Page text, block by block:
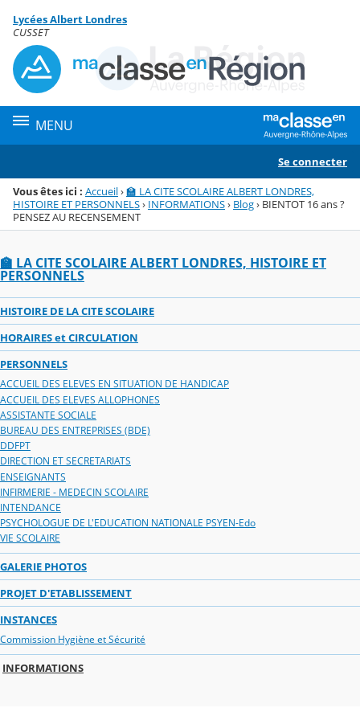
Menu de la rubrique
Contenu
Lycées Albert Londres
CUSSET
MENU
Se connecter
Vous êtes ici : Accueil›🏫 LA CITE SCOLAIRE ALBERT LONDRES,
HISTOIRE ET PERSONNELS› INFORMATIONS› Blog› BIENTOT 16 ans ?
PENSEZ AU RECENSEMENT
🏫 LA CITE SCOLAIRE ALBERT LONDRES, HISTOIRE ET
PERSONNELS
HISTOIRE DE LA CITE SCOLAIRE
HORAIRES et CIRCULATION
PERSONNELS
ACCUEIL DES ELEVES EN SITUATION DE HANDICAP
ACCUEIL DES ELEVES ALLOPHONES
ASSISTANTE SOCIALE
BUREAU DES ENTREPRISES (BDE)
DDFPT
DIRECTION ET SECRETARIATS
ENSEIGNANTS
INFIRMERIE - MEDECIN SCOLAIRE
INTENDANCE
PSYCHOLOGUE DE L'EDUCATION NATIONALE PSYEN-Edo
VIE SCOLAIRE
GALERIE PHOTOS
PROJET D'ETABLISSEMENT
INSTANCES
Commission Hygiène et Sécurité
INFORMATIONS